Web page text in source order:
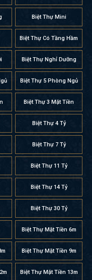
Biệt Thự Mini
Biệt Thự Có Tầng Hầm
Biệt Thự Nghỉ Dưỡng
Biệt Thự 5 Phòng Ngủ
Biệt Thự 3 Mặt Tiền
Biệt Thự 4 Tỷ
Biệt Thự 7 Tỷ
Biệt Thự 11 Tỷ
Biệt Thự 14 Tỷ
Biệt Thự 30 Tỷ
Biệt Thự Mặt Tiền 6m
Biệt Thự Mặt Tiền 9m
Biệt Thự Mặt Tiền 13m